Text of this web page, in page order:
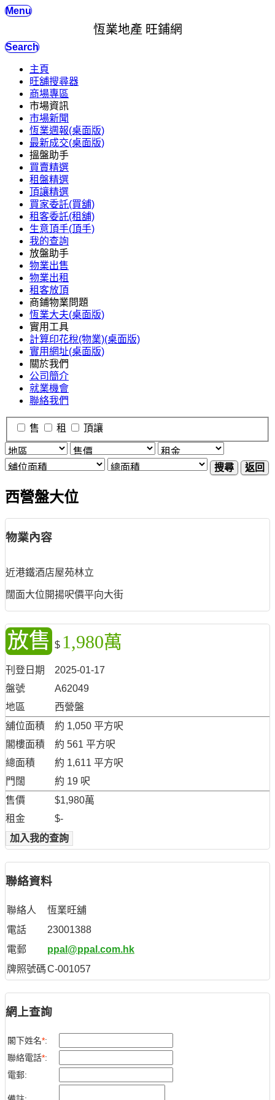
Menu
恆業地產 旺鋪網
Search
主頁
旺舖搜尋器
商場專區
市場資訊
市場新聞
恆業週報(桌面版)
最新成交(桌面版)
搵盤助手
買賣精選
租盤精選
頂讓精選
買家委託(買舖)
租客委託(租舖)
生意頂手(頂手)
我的查詢
放盤助手
物業出售
物業出租
租客放頂
商鋪物業問題
恆業大夫(桌面版)
實用工具
計算印花稅(物業)(桌面版)
實用網址(桌面版)
關於我們
公司簡介
就業機會
聯絡我們
售 租 頂讓
搜尋 返回
西營盤大位
物業內容
近港鐵酒店屋苑林立
闊面大位開揚呎價平向大街
放售 $ 1,980萬
刊登日期
2025-01-17
盤號
A62049
地區
西營盤
舖位面積
約 1,050 平方呎
閣樓面積
約 561 平方呎
總面積
約 1,611 平方呎
門闊
約 19 呎
售價
$1,980萬
租金
$-
加入我的查詢
聯絡資料
聯絡人
恆業旺舖
電話
23001388
電郵
ppal@ppal.com.hk
牌照號碼C-001057
網上查詢
閣下姓名*:
聯絡電話*:
電郵: